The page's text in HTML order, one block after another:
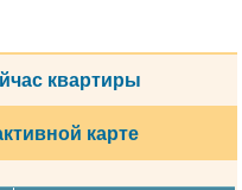
квартиры
карте